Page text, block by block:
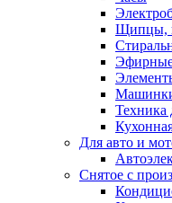
Щипцы,
Машинки
Техника
Для авто и
Снятое с